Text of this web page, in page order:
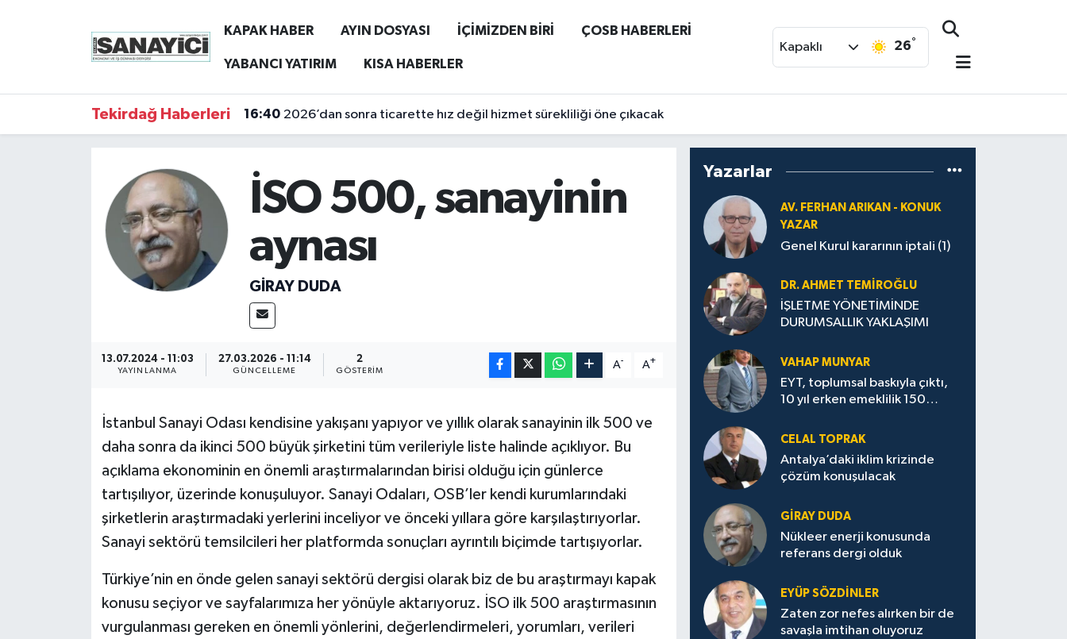
KAPAK HABER AYIN DOSYASI İÇİMİZDEN BİRİ ÇOSB HABERLERİ
YABANCI YATIRIM KISA HABERLER
Kapaklı 26°
Tekirdağ Haberleri 16:40 2026’dan sonra ticarette hız değil hizmet sürekliliği öne çıkacak
İSO 500, sanayinin
aynası
GİRAY DUDA
13.07.2024 - 11:03
YAYINLANMA
27.03.2026 - 11:14
GÜNCELLEME
2
GÖSTERIM
A- A+
İstanbul Sanayi Odası kendisine yakışanı yapıyor ve yıllık olarak sanayinin ilk 500 ve
daha sonra da ikinci 500 büyük şirketini tüm verileriyle liste halinde açıklıyor. Bu
açıklama ekonominin en önemli araştırmalarından birisi olduğu için günlerce
tartışılıyor, üzerinde konuşuluyor. Sanayi Odaları, OSB’ler kendi kurumlarındaki
şirketlerin araştırmadaki yerlerini inceliyor ve önceki yıllara göre karşılaştırıyorlar.
Sanayi sektörü temsilcileri her platformda sonuçları ayrıntılı biçimde tartışıyorlar.
Türkiye’nin en önde gelen sanayi sektörü dergisi olarak biz de bu araştırmayı kapak
konusu seçiyor ve sayfalarımıza her yönüyle aktarıyoruz. İSO ilk 500 araştırmasının
vurgulanması gereken en önemli yönlerini, değerlendirmeleri, yorumları, verileri
Yazarlar
AV. FERHAN ARIKAN - KONUK
YAZAR
Genel Kurul kararının iptali (1)
DR. AHMET TEMİROĞLU
İŞLETME YÖNETİMİNDE
DURUMSALLIK YAKLAŞIMI
VAHAP MUNYAR
EYT, toplumsal baskıyla çıktı,
10 yıl erken emeklilik 150
CELAL TOPRAK
Antalya’daki iklim krizinde
çözüm konuşulacak
GİRAY DUDA
Nükleer enerji konusunda
referans dergi olduk
EYÜP SÖZDİNLER
Zaten zor nefes alırken bir de
savaşla imtihan oluyoruz
Tekirdağ Nöbetçi Eczaneler
Tekirdağ Trafik Yoğunluk Haritası
Süper Lig Puan Durumu ve Fikstür
Tüm Manşetler